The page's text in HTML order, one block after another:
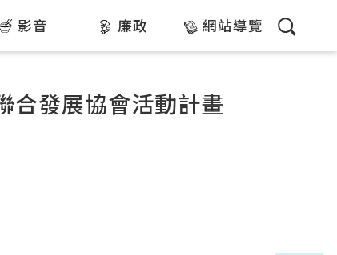
影音 廉政 網站導覽
合發展協會活動計畫